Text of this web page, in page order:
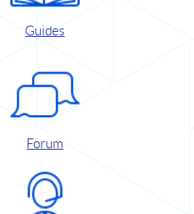
Guides
Forum